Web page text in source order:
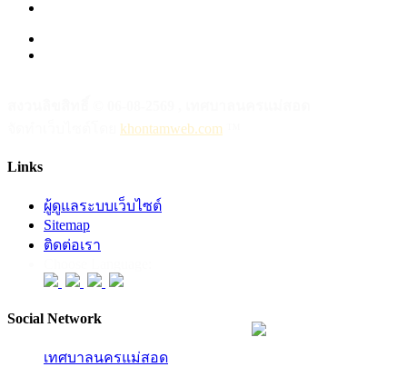
khontamweb.com
Links
ผู้ดูแลระบบเว็บไซต์
Sitemap
ติดต่อเรา
Social Network
เทศบาลนครแม่สอด